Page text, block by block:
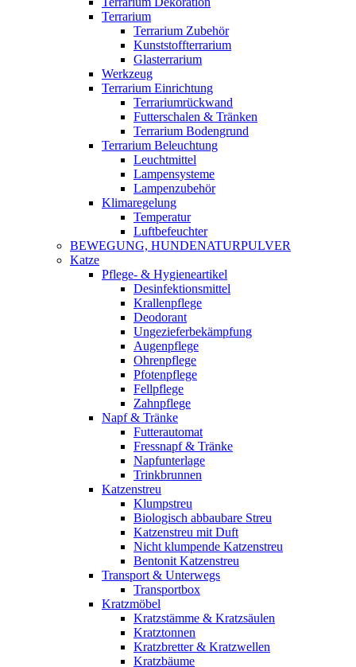
Terrarium
Terrarium Zubehör
Kunststoffterrarium
Glasterrarium
Werkzeug
Terrarium Einrichtung
Terrariumrückwand
Futterschalen & Tränken
Terrarium Bodengrund
Terrarium Beleuchtung
Leuchtmittel
Lampensysteme
Lampenzubehör
Klimaregelung
Temperatur
Luftbefeuchter
BEWEGUNG, HUNDENATURPULVER
Katze
Pflege- & Hygieneartikel
Desinfektionsmittel
Krallenpflege
Deodorant
Ungezieferbekämpfung
Augenpflege
Ohrenpflege
Pfotenpflege
Fellpflege
Zahnpflege
Napf & Tränke
Futterautomat
Fressnapf & Tränke
Napfunterlage
Trinkbrunnen
Katzenstreu
Klumpstreu
Biologisch abbaubare Streu
Katzenstreu mit Duft
Nicht klumpende Katzenstreu
Bentonit Katzenstreu
Transport & Unterwegs
Transportbox
Kratzmöbel
Kratzstämme & Kratzsäulen
Kratztonnen
Kratzbretter & Kratzwellen
Kratzbäume